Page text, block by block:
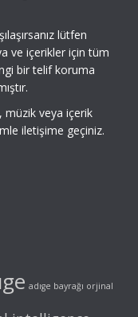
lütfen
ve içerikler için tüm
bir telif koruma
müzik veya içerik
iletişime geçiniz.
adıge bayrağı orjinal